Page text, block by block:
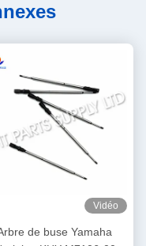
Vidéo
de buse Yamaha